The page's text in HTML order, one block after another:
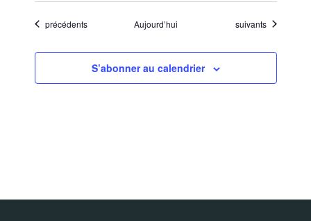
Évènements
précédents Aujourd’hui Évènements
suivants
S’abonner au calendrier